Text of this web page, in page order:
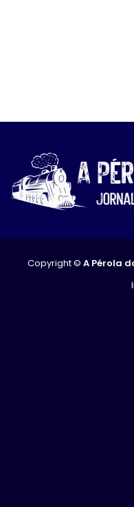
Copyright © A Pérola